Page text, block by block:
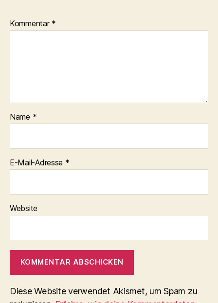
Kommentar *
Name *
E-Mail-Adresse *
Website
Diese Website verwendet Akismet, um Spam zu